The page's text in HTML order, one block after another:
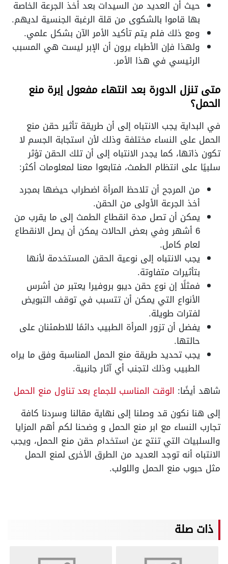
حيث أن العديد من السيدات بعد أخذ الجرعة الخاصة
بها قاموا بالشكوى من قلة الرغبة الجنسية لديهم.
ومع ذلك فلم يتم تأكيد الأمر الآن بشكل علمي.
ولهذا فإن الأطباء يرون أن الإبر ليست هي المسبب
الرئيسي في هذا الأمر.
متى تنزل الدورة بعد انتهاء مفعول إبرة منع
الحمل؟
في البداية يجب الانتباه إلى أن طريقة تأثير حقن منع
الحمل على النساء مختلفة وذلك لأن استجابة الجسم لا
تكون ذاتها، كما يجدر الانتباه إلى أن تلك الحقن تؤثر
سلبيًا على انتظام الطمث، فتابعوا معنا لمعلومات أكثر:
من المرجح أن تلاحظ المرأة اضطراب حيضها بمجرد
أخذ الجرعة الأولى من الحقن.
يمكن أن تصل مدة انقطاع الطمث إلى ما يقرب من
6 أشهر وفي بعض الحالات يمكن أن يصل الانقطاع
لعام كامل.
يجب الانتباه إلى نوعية الحقن المستخدمة لأنها
بتأثيرات متفاوتة.
فمثلًا إن نوع حقن ديبو بروفيرا يعتبر من أشرس
الأنواع التي يمكن أن تتسبب في توقف التبويض
لفترات طويلة.
يفضل أن تزور المرأة الطبيب دائمًا للاطمئنان على
حالتها.
يجب تحديد طريقة منع الحمل المناسبة وفق ما يراه
الطبيب وذلك لتجنب أي آثار جانبية.
شاهد أيضًا: الوقت المناسب للجماع بعد تناول منع الحمل
إلى هنا نكون قد وصلنا إلى نهاية مقالنا وسردنا كافة
تجارب النساء مع ابر منع الحمل و وضحنا لكم أهم المزايا
والسلبيات التي تنتج عن استخدام حقن منع الحمل، ويجب
الانتباه أنه توجد العديد من الطرق الأخرى لمنع الحمل
مثل حبوب منع الحمل واللولب.
ذات صلة